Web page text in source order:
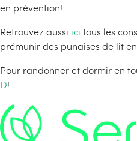
en prévention!
Retrouvez aussi ici tous les
prémunir des punaises de lit
Pour randonner et dormir en
D!